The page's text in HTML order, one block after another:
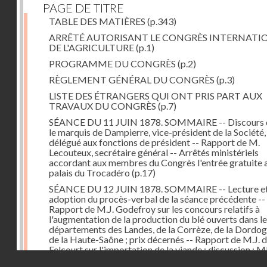
PAGE DE TITRE
TABLE DES MATIÈRES (p.343)
ARRÊTÉ AUTORISANT LE CONGRÈS
DE L'AGRICULTURE(p.1)
PROGRAMME DU CONGRÈS (p.2)
RÈGLEMENT GÉNÉRAL DU CONGRÈS (p.3)
LISTE DES ÉTRANGERS QUI ONT PRIS PART AUX
TRAVAUX DU CONGRÈS (p.7)
SÉANCE DU 11 JUIN 1878. SOMMAIRE -- Discours
le marquis de Dampierre, vice-président de la Société,
délégué aux fonctions de président -- Rapport de M.
Lecouteux, secrétaire général -- Arrêtés ministériels
accordant aux membres du Congrès l'entrée gratuite
palais du Trocadéro (p.17)
SÉANCE DU 12 JUIN 1878. SOMMAIRE -- Lecture
adoption du procès-verbal de la séance précédente --
Rapport de M.J. Godefroy sur les concours relatifs à
l'augmentation de la production du blé ouverts dans
départements des Landes, de la Corrèze, de la
de la Haute-Saône ; prix décernés -- Rapport de M.J.
Felcourt sur l'importation de la viande ; discussion :